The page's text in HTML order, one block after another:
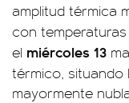
amplitud térmica
con
el miércoles 13
térmico, situando
mayormente